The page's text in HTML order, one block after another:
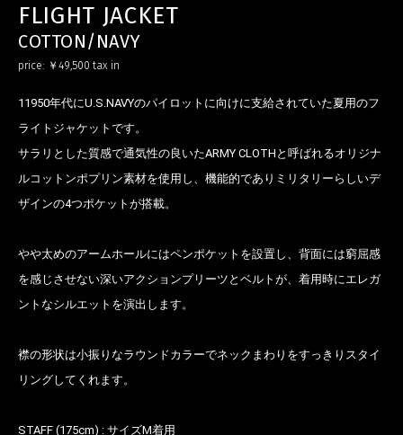
FLIGHT JACKET
COTTON/NAVY
price: ￥49,500 tax in
11950年代にU.S.NAVYのパイロットに向けに支給されていた夏用のフ
ライトジャケットです。
サラリとした質感で通気性の良いたARMY CLOTHと呼ばれるオリジナ
ルコットンポプリン素材を使用し、機能的でありミリタリーらしいデ
ザインの4つポケットが搭載。
やや太めのアームホールにはペンポケットを設置し、背面には窮屈感
を感じさせない深いアクションプリーツとベルトが、着用時にエレガ
ントなシルエットを演出します。
襟の形状は小振りなラウンドカラーでネックまわりをすっきりスタイ
リングしてくれます。
STAFF (175cm) : サイズM着用
お買い物を続ける カートへ進む